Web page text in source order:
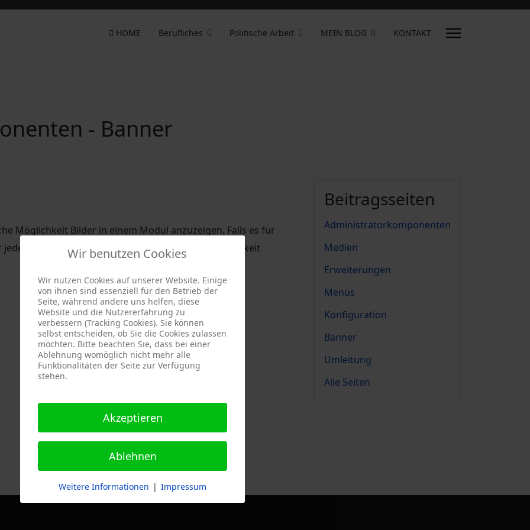
HOME Berufliches Politische Arbeit MEIN BLOG KONTAKT
- Banner
Beitragsseiten
Administratorkomponenten
Medien
Erweiterungen
Menüs
Konfiguration
Banner
Umleitung
Alle Seiten
Möglichkeit Bilder in einem Modul anzuzeigen. Falls es für
Bild die Anzahl der Klicks und die Anzeigehäufigkeit
Welt
Wir benutzen Cookies
Wir nutzen Cookies auf unserer Website. Einige
von ihnen sind essenziell für den Betrieb der
Seite, während andere uns helfen, diese
Website und die Nutzererfahrung zu
verbessern (Tracking Cookies). Sie können
selbst entscheiden, ob Sie die Cookies zulassen
möchten. Bitte beachten Sie, dass bei einer
Ablehnung womöglich nicht mehr alle
Funktionalitäten der Seite zur Verfügung
stehen.
Akzeptieren
Ablehnen
Weitere Informationen | Impressum